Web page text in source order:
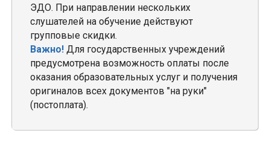
ЭДО. При направлении нескольких
слушателей на обучение действуют
групповые скидки.
Важно! Для государственных учреждений
предусмотрена возможность оплаты после
оказания образовательных услуг и получения
оригиналов всех документов "на руки"
(постоплата).